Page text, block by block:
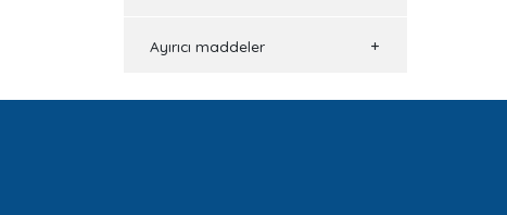
Ayırıcı maddeler